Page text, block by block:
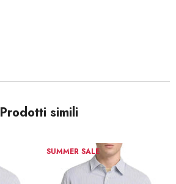
Prodotti simili
SUMMER SALE